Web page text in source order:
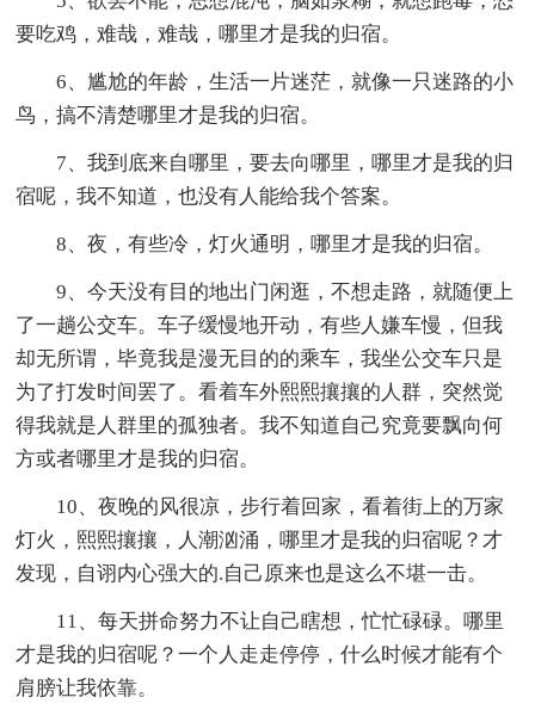
要吃鸡，难哉，难哉，哪里才是我的归宿。
6、尴尬的年龄，生活一片迷茫，就像一只迷路的小
鸟，搞不清楚哪里才是我的归宿。
7、我到底来自哪里，要去向哪里，哪里才是我的归
宿呢，我不知道，也没有人能给我个答案。
8、夜，有些冷，灯火通明，哪里才是我的归宿。
9、今天没有目的地出门闲逛，不想走路，就随便上
了一趟公交车。车子缓慢地开动，有些人嫌车慢，但我
却无所谓，毕竟我是漫无目的的乘车，我坐公交车只是
为了打发时间罢了。看着车外熙熙攘攘的人群，突然觉
得我就是人群里的孤独者。我不知道自己究竟要飘向何
方或者哪里才是我的归宿。
10、夜晚的风很凉，步行着回家，看着街上的万家
灯火，熙熙攘攘，人潮汹涌，哪里才是我的归宿呢？才
发现，自诩内心强大的.自己原来也是这么不堪一击。
11、每天拼命努力不让自己瞎想，忙忙碌碌。哪里
才是我的归宿呢？一个人走走停停，什么时候才能有个
肩膀让我依靠。